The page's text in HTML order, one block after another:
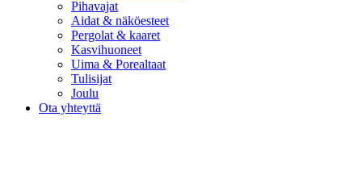
Pihavajat
Aidat & näköesteet
Pergolat & kaaret
Kasvihuoneet
Uima & Porealtaat
Tulisijat
Joulu
Ota yhteyttä